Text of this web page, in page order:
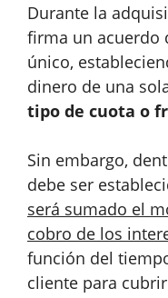
Durante la
firma un acuerdo
único,
dinero de una
tipo de cuota o
Sin embargo,
debe ser
será sumado el
cobro de los
función del
cliente para